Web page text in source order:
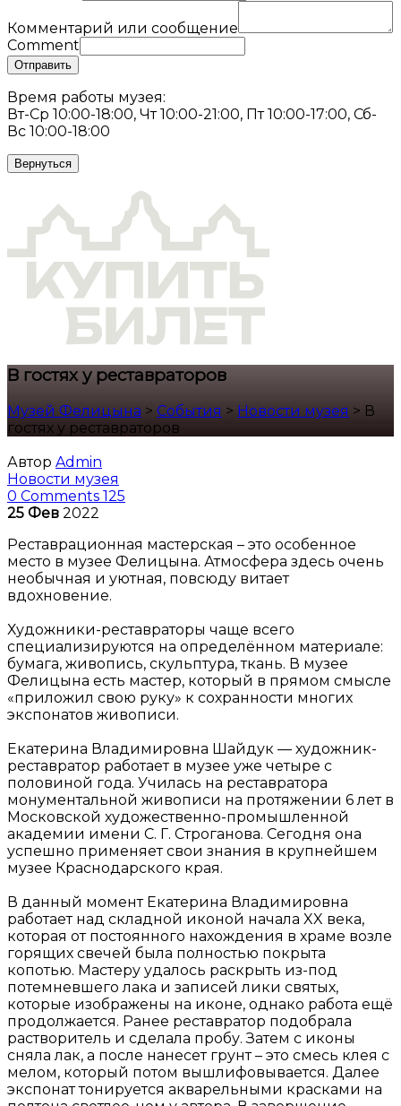
Комментарий или сообщение
Comment
Отправить
Время работы музея:
Вт-Ср 10:00-18:00, Чт 10:00-21:00, Пт 10:00-17:00, Сб-
Вс 10:00-18:00
Вернуться
В гостях у реставраторов
Музей Фелицына > События > Новости музея > В
гостях у реставраторов
Автор Admin
Новости музея
0 Comments 125
25 Фев 2022
Реставрационная мастерская – это особенное
место в музее Фелицына. Атмосфера здесь очень
необычная и уютная, повсюду витает
вдохновение.
Художники-реставраторы чаще всего
специализируются на определённом материале:
бумага, живопись, скульптура, ткань. В музее
Фелицына есть мастер, который в прямом смысле
«приложил свою руку» к сохранности многих
экспонатов живописи.
Екатерина Владимировна Шайдук — художник-
реставратор работает в музее уже четыре с
половиной года. Училась на реставратора
монументальной живописи на протяжении 6 лет в
Московской художественно-промышленной
академии имени С. Г. Строганова. Сегодня она
успешно применяет свои знания в крупнейшем
музее Краснодарского края.
В данный момент Екатерина Владимировна
работает над складной иконой начала XX века,
которая от постоянного нахождения в храме возле
горящих свечей была полностью покрыта
копотью. Мастеру удалось раскрыть из-под
потемневшего лака и записей лики святых,
которые изображены на иконе, однако работа ещё
продолжается. Ранее реставратор подобрала
растворитель и сделала пробу. Затем с иконы
сняла лак, а после нанесет грунт – это смесь клея с
мелом, который потом вышлифовывается. Далее
экспонат тонируется акварельными красками на